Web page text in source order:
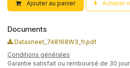
Ajouter au panier Acheter
Documents
Datasheet_748168W3_fr.pdf
Conditions générales
Garantie satisfait ou remboursé de 30